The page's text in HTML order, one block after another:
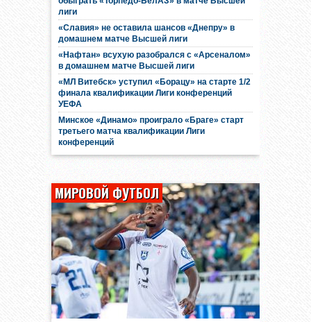
лиги
«Славия» не оставила шансов «Днепру» в
домашнем матче Высшей лиги
«Нафтан» всухую разобрался с «Арсеналом»
в домашнем матче Высшей лиги
«МЛ Витебск» уступил «Борацу» на старте 1/2
финала квалификации Лиги конференций
УЕФА
Минское «Динамо» проиграло «Браге» старт
третьего матча квалификации Лиги
конференций
МИРОВОЙ ФУТБОЛ